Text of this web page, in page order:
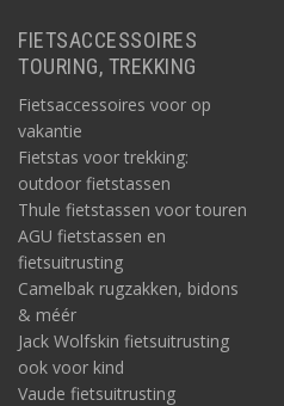
FIETSACCESSOIRES
TOURING, TREKKING
Fietsaccessoires voor op
vakantie
Fietstas voor trekking:
outdoor fietstassen
Thule fietstassen voor touren
AGU fietstassen en
fietsuitrusting
Camelbak rugzakken, bidons
& méér
Jack Wolfskin fietsuitrusting
ook voor kind
Vaude fietsuitrusting